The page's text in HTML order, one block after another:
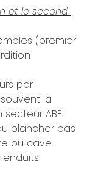
et le second
(premier
par
la
ABF.
plancher bas
ou cave.
enduits